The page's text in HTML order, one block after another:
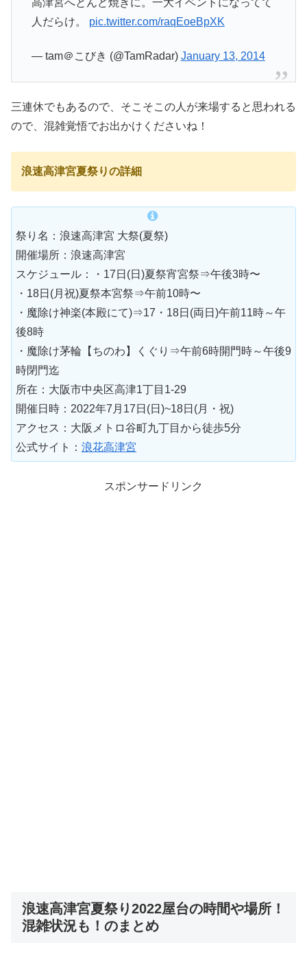
高津宮へとんど焼きに。一大イベントになってて
人だらけ。 pic.twitter.com/raqEoeBpXK
— tam＠こびき (@TamRadar) January 13, 2014
三連休でもあるので、そこそこの人が来場すると思われる
ので、混雑覚悟でお出かけくださいね！
浪速高津宮夏祭りの詳細
祭り名：浪速高津宮 大祭(夏祭)
開催場所：浪速高津宮
スケジュール：・17日(日)夏祭宵宮祭⇒午後3時〜
・18日(月祝)夏祭本宮祭⇒午前10時〜
・魔除け神楽(本殿にて)⇒17・18日(両日)午前11時～午
後8時
・魔除け茅輪【ちのわ】くぐり⇒午前6時開門時～午後9
時閉門迄
所在：大阪市中央区高津1丁目1-29
開催日時：2022年7月17日(日)~18日(月・祝)
アクセス：大阪メトロ谷町九丁目から徒歩5分
公式サイト： 浪花高津宮
スポンサードリンク
浪速高津宮夏祭り2022屋台の時間や場所！
混雑状況も！のまとめ